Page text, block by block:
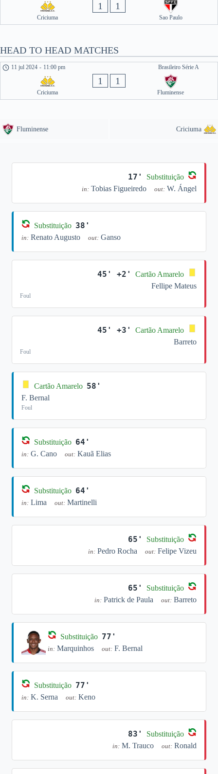
Criciuma
1 1
Sao Paulo
HEAD TO HEAD MATCHES
Brasileiro Série A
11 jul 2024 - 11:00 pm
Criciuma
1 1
Fluminense
Fluminense Criciuma
17' Substituição
in: Tobias Figueiredo out: W. Ángel
Substituição 38'
in: Renato Augusto out: Ganso
45' +2'
Cartão Amarelo
Fellipe Mateus
Foul
45' +3'
Cartão Amarelo
Barreto
Foul
Cartão Amarelo 58'
F. Bernal
Foul
Substituição 64'
in: G. Cano out: Kauã Elias
Substituição 64'
in: Lima out: Martinelli
65' Substituição
in: Pedro Rocha out: Felipe Vizeu
65' Substituição
in: Patrick de Paula out: Barreto
Substituição 77'
in: Marquinhos out: F. Bernal
Substituição 77'
in: K. Serna out: Keno
83' Substituição
in: M. Trauco out: Ronald